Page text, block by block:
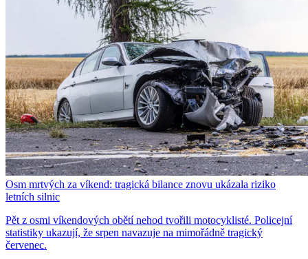
Osm mrtvých za víkend: tragická bilance znovu ukázala riziko
letních silnic
Pět z osmi víkendových obětí nehod tvořili motocyklisté. Policejní
statistiky ukazují, že srpen navazuje na mimořádně tragický
červenec.